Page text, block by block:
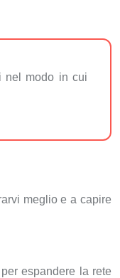
nel modo in cui
meglio e a capire
espandere la rete